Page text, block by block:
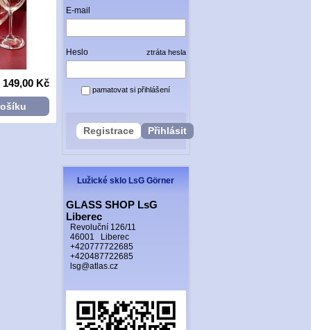
E-mail
Heslo ztráta hesla
pamatovat si přihlášení
Registrace Přihlásit
Lužické sklo LsG Görner
GLASS SHOP LsG
Liberec
Revoluční 126/11
46001 Liberec
+420777722685
+420487722685
lsg@atlas.cz
149,00 Kč 249,00 Kč